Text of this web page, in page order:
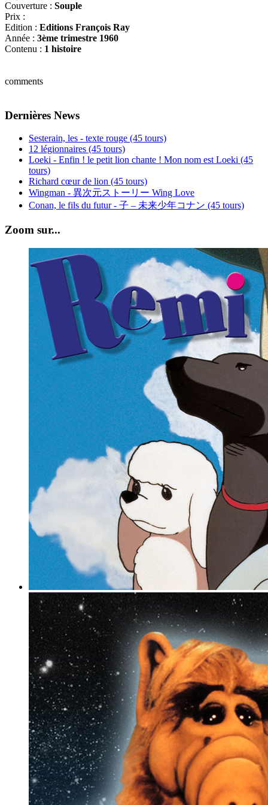
Couverture : Souple
Prix :
Edition : Editions François Ray
Année : 3ème trimestre 1960
Contenu : 1 histoire
comments
Dernières News
Sesterain, les - texte rouge (45 tours)
12 légionnaires (45 tours)
Loeki - Enfin ! le petit lion chante ! Mon nom est Loeki (45
tours)
Richard cœur de lion (45 tours)
Wingman - 異次元ストーリー Wing Love
Conan, le fils du futur - 子 – 未来少年コナン (45 tours)
Zoom sur...